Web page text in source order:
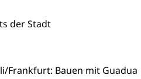
der Stadt
Frankfurt: Bauen mit Guadua